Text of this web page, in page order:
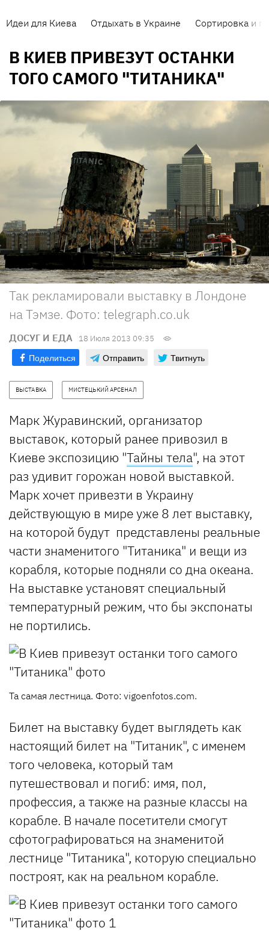
Идеи для Киева Отдыхать в Украине Сортировка и
В КИЕВ ПРИВЕЗУТ ОСТАНКИ
ТОГО САМОГО "ТИТАНИКА"
Так рекламировали выставку в Лондоне
на Тэмзе. Фото: telegraph.co.uk
ДОСУГ И ЕДА 18 Июля 2013 09:35
Поделиться Отправить Твитнуть
ВЫСТАВКА МИСТЕЦЬКИЙ АРСЕНАЛ
Марк Журавинский, организатор
выставок, который ранее привозил в
Киеве экспозицию "Тайны тела", на этот
раз удивит горожан новой выставкой.
Марк хочет привезти в Украину
действующую в мире уже 8 лет выставку,
на которой будут представлены реальные
части знаменитого "Титаника" и вещи из
корабля, которые подняли со дна океана.
На выставке установят специальный
температурный режим, что бы экспонаты
не портились.
Та самая лестница. Фото: vigoenfotos.com.
Билет на выставку будет выглядеть как
настоящий билет на "Титаник", с именем
того человека, который там
путешествовал и погиб: имя, пол,
профессия, а также на разные классы на
корабле. В начале посетители смогут
сфотографироваться на знаменитой
лестнице "Титаника", которую специально
построят, как на реальном корабле.